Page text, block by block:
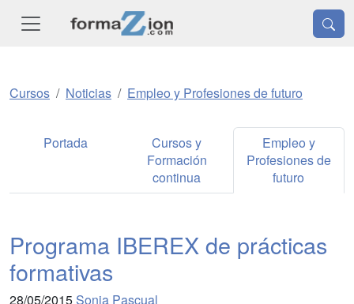
Cursos Noticias Empleo y Profesiones de futuro
Portada
Cursos y
Formación
continua
Empleo y
Profesiones de
futuro
Programa IBEREX de prácticas
formativas
28/05/2015 Sonia Pascual